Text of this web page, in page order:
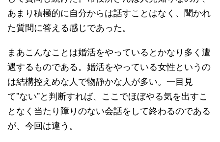
あまり積極的に自分からは話すことはなく、聞かれ
た質問に答える感じであった。
まあこんなことは婚活をやっているとかなり多く遭
遇するものである。婚活をやっている女性というの
は結構控えめな人で物静かな人が多い。一目見
て”ない”と判断すれば、ここでほぼやる気を出すこ
となく当たり障りのない会話をして終わるのである
が、今回は違う。